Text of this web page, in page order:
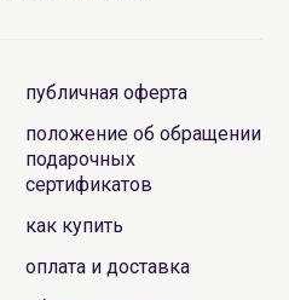
публичная оферта
положение об обращении
подарочных
сертификатов
как купить
оплата и доставка